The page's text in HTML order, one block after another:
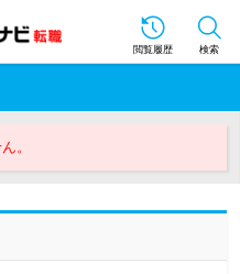
閲覧履歴 検索
。